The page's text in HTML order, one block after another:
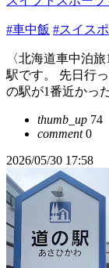
#車中飯 #スイス
〈北海道車中泊
駅です。 先日行
の駅が1番近かっ
thumb_up 74
comment0
2026/05/30 17:58